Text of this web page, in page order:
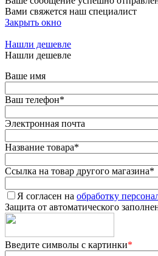
Вами свяжется наш специалист
Закрыть окно
Нашли дешевле
Нашли дешевле
Ваше имя
Ваш телефон*
Электронная почта
Название товара*
Ссылка на товар другого магазина*
Я согласен на обработку
Защита от автоматического
Введите символы с картинки*